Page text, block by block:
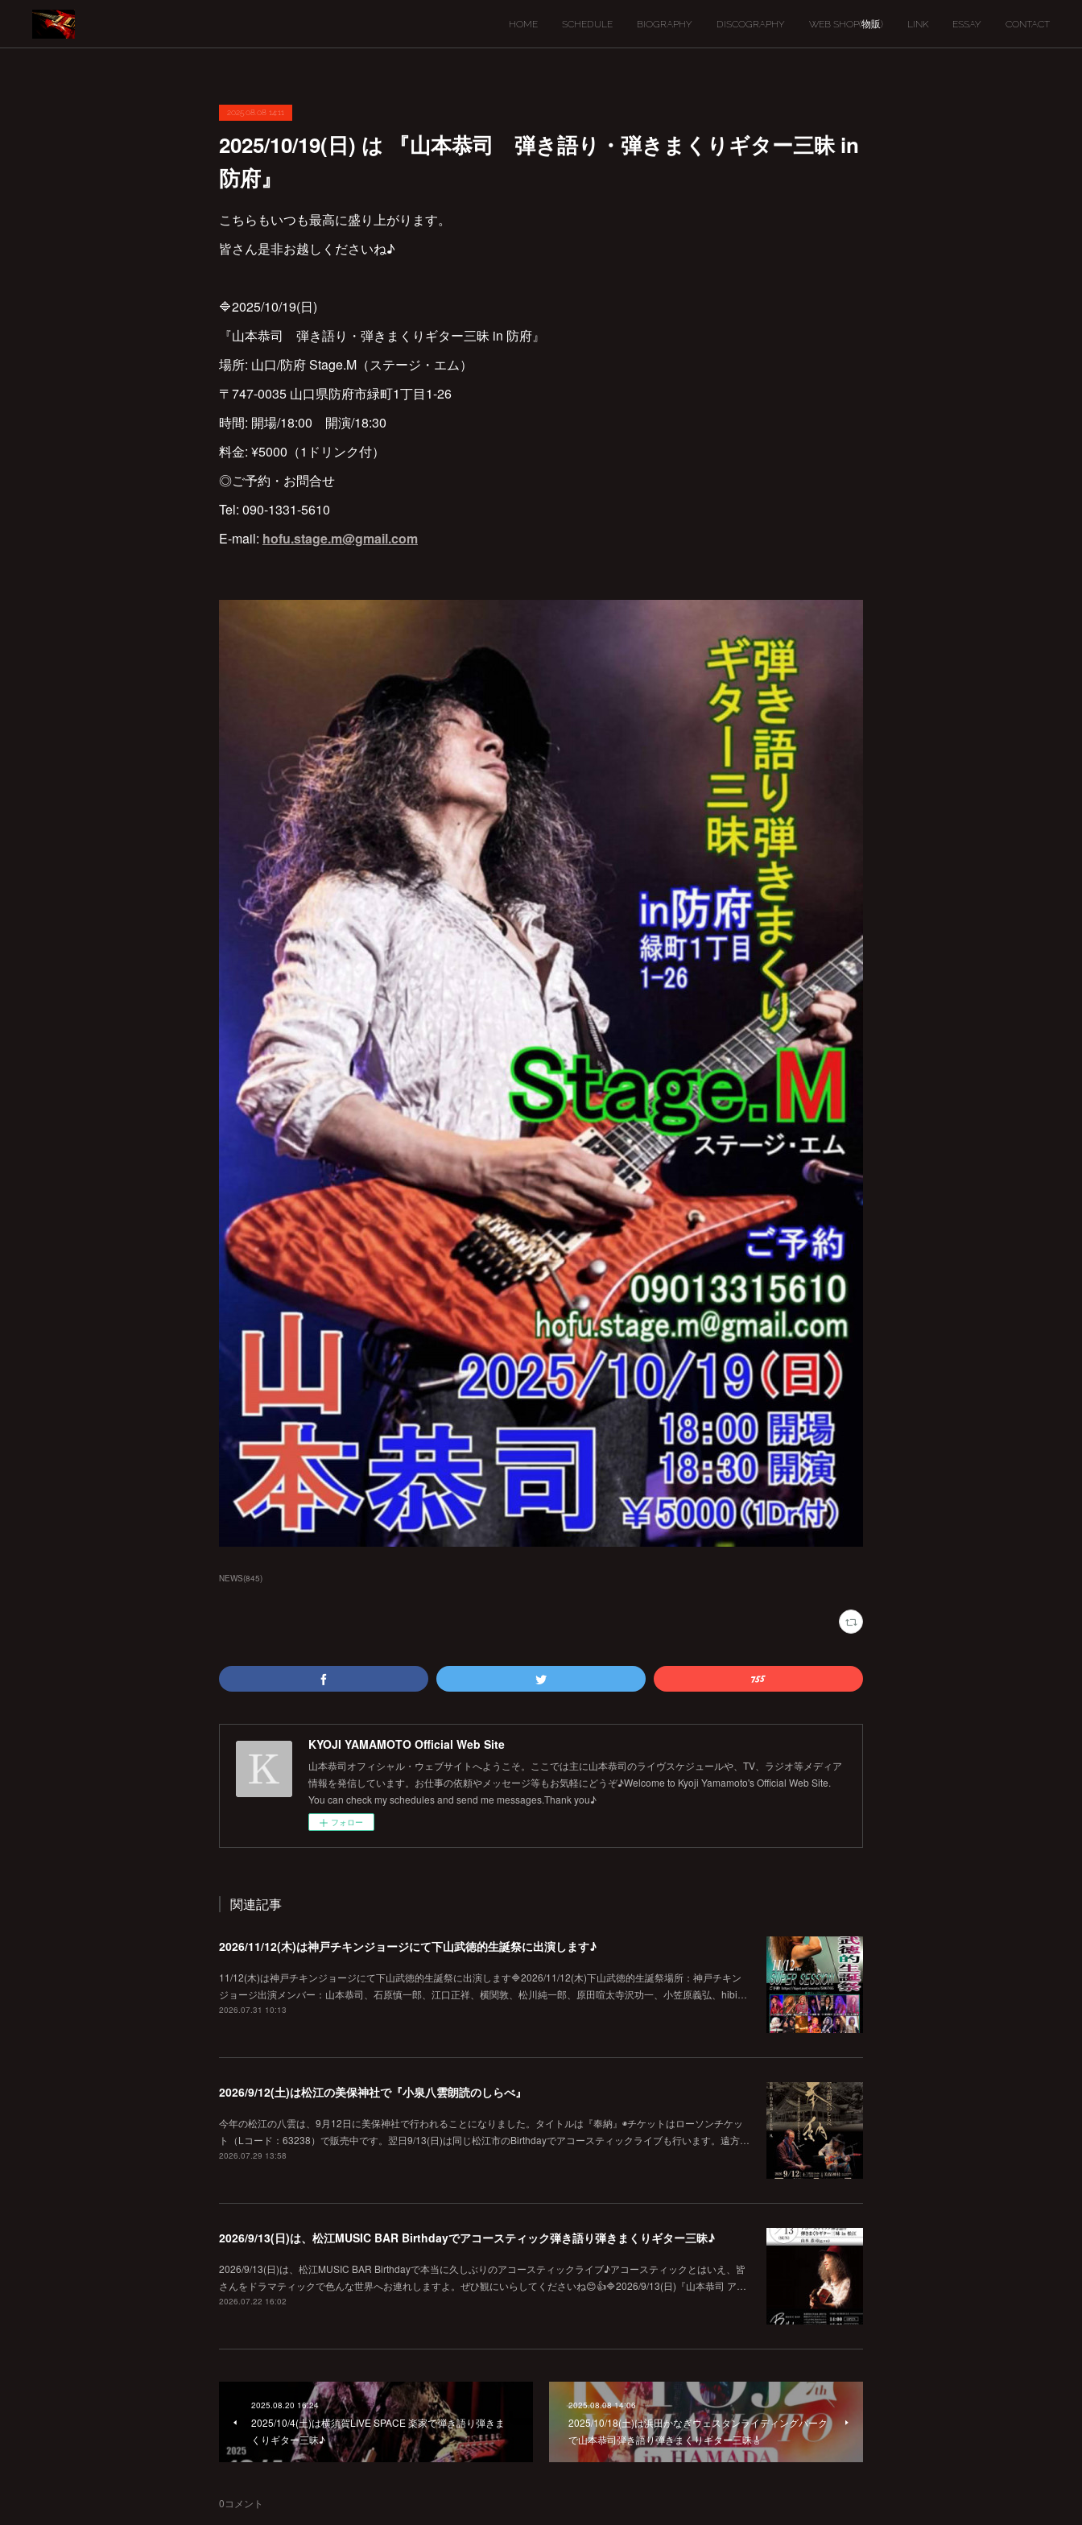
HOME SCHEDULE BIOGRAPHY DISCOGRAPHY WEB SHOP(物販) LINK ESSAY CONTACT
2025.08.08 14:11
2025/10/19(日) は 『山本恭司 弾き語り・弾きまくりギター三昧 in
防府』
こちらもいつも最高に盛り上がります。
皆さん是非お越しくださいね♪
🔷2025/10/19(日)
『山本恭司 弾き語り・弾きまくりギター三昧 in 防府』
場所: 山口/防府 Stage.M（ステージ・エム）
〒747-0035 山口県防府市緑町1丁目1-26
時間: 開場/18:00 開演/18:30
料金: ¥5000（1ドリンク付）
◎ご予約・お問合せ
Tel: 090-1331-5610
E-mail: hofu.stage.m@gmail.com
NEWS(845)
KYOJI YAMAMOTO Official Web Site
山本恭司オフィシャル・ウェブサイトへようこそ。ここでは主に山本恭司のライヴスケジュールや、TV、ラジオ等メディア
情報を発信しています。お仕事の依頼やメッセージ等もお気軽にどうぞ♪Welcome to Kyoji Yamamoto's Official Web Site.
You can check my schedules and send me messages.Thank you♪
フォロー
関連記事
2026/11/12(木)は神戸チキンジョージにて下山武徳的生誕祭に出演します♪
11/12(木)は神戸チキンジョージにて下山武徳的生誕祭に出演します🔷2026/11/12(木)下山武徳的生誕祭場所：神戸チキン
ジョージ出演メンバー：山本恭司、石原慎一郎、江口正祥、横関敦、松川純一郎、原田喧太寺沢功一、小笠原義弘、hibi…
2026.07.31 10:13
2026/9/12(土)は松江の美保神社で『小泉八雲朗読のしらべ』
今年の松江の八雲は、9月12日に美保神社で行われることになりました。タイトルは『奉納』◉チケットはローソンチケッ
ト（Lコード：63238）で販売中です。翌日9/13(日)は同じ松江市のBirthdayでアコースティックライブも行います。遠方…
2026.07.29 13:58
2026/9/13(日)は、松江MUSIC BAR Birthdayでアコースティック弾き語り弾きまくりギター三昧♪
2026/9/13(日)は、松江MUSIC BAR Birthdayで本当に久しぶりのアコースティックライブ♪アコースティックとはいえ、皆
さんをドラマティックで色んな世界へお連れしますよ。ぜひ観にいらしてくださいね😊👍🔷2026/9/13(日)『山本恭司 ア…
2026.07.22 16:02
2025.08.20 16:24
2025/10/4(土)は横須賀LIVE SPACE 楽家で弾き語り弾きま
くりギター三昧♪
2025.08.08 14:06
2025/10/18(土)は浜田かなぎウェスタンライディングパーク
で山本恭司弾き語り弾きまくりギター三昧🎸
0コメント